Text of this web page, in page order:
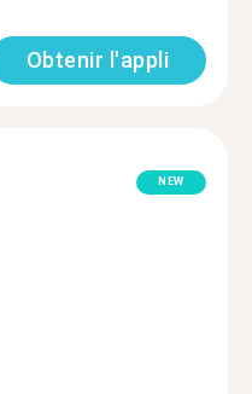
Obtenir l'appli
NEW